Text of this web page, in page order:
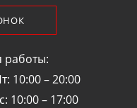
работы:
10:00 – 20:00
10:00 – 17:00